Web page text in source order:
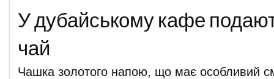
У дубайському кафе
чай
Чашка золотого напою, що має особливий